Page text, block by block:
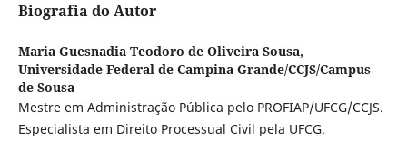
Biografia do Autor
Maria Guesnadia Teodoro de Oliveira Sousa,
Universidade Federal de Campina Grande/CCJS/Campus
de Sousa
Mestre em Administração Pública pelo PROFIAP/UFCG/CCJS.
Especialista em Direito Processual Civil pela UFCG.